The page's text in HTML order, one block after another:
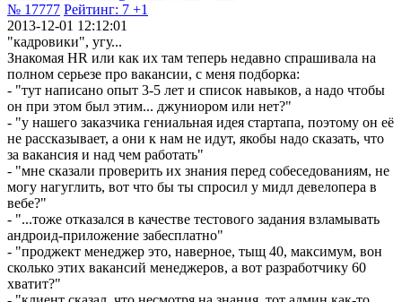
№ 17777 Рейтинг: 7 +1
2013-12-01 12:12:01
"кадровики", угу...
Знакомая HR или как их там теперь недавно спрашивала на
полном серьезе про вакансии, с меня подборка:
- "тут написано опыт 3-5 лет и список навыков, а надо чтобы
он при этом был этим... джуниором или нет?"
- "у нашего заказчика гениальная идея стартапа, поэтому он её
не рассказывает, а они к нам не идут, якобы надо сказать, что
за вакансия и над чем работать"
- "мне сказали проверить их знания перед собеседованиям, не
могу нагуглить, вот что бы ты спросил у мидл девелопера в
вебе?"
- "...тоже отказался в качестве тестового задания взламывать
андроид-приложение забесплатно"
- "проджект менеджер это, наверное, тыщ 40, максимум, вон
сколько этих вакансий менеджеров, а вот разработчику 60
хватит?"